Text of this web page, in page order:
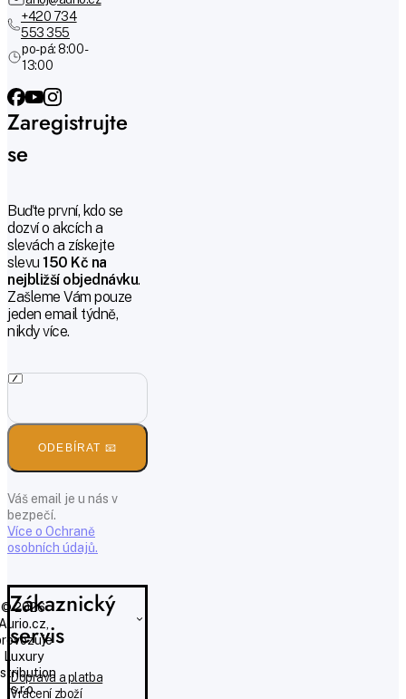
+420 734
553 355
po-pá: 8:00 -
13:00
Zákaznický
servis
Doprava a platba
Vrácení zboží
Zaregistrujte
se
Buďte první, kdo se
dozví o akcích a
slevách a získejte
slevu150 Kč na
nejbližší objednávku.
Zašleme Vám pouze
jeden email týdně,
nikdy více.
ODEBÍRAT 📧
Váš email je u nás v
bezpečí.
Více o Ochraně
osobních údajů.
© 2026
Luxury
s.r.o.